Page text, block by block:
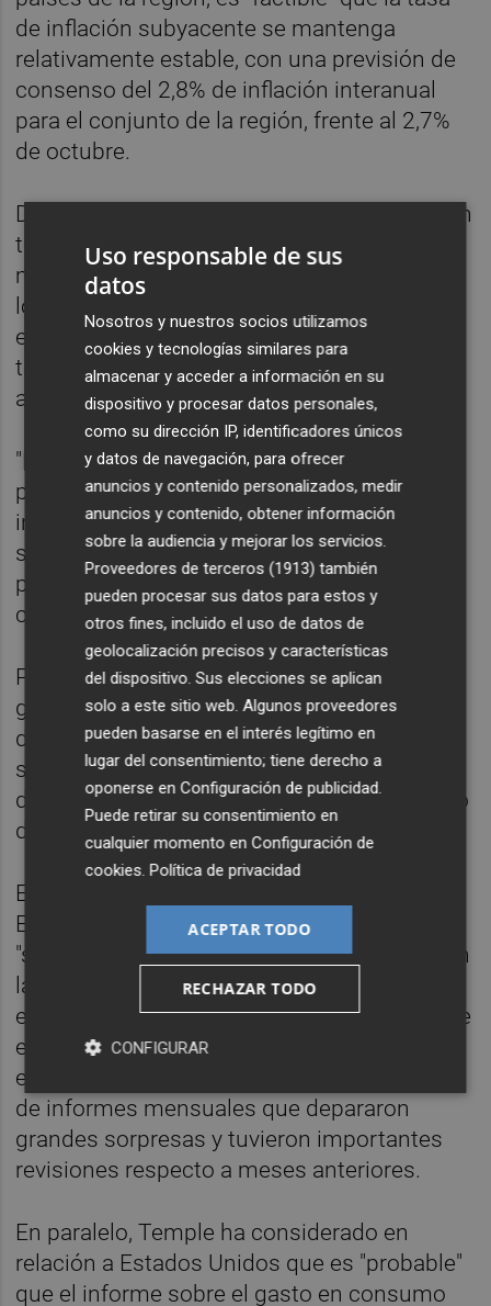
de inflación subyacente se mantenga
relativamente estable, con una previsión de
consenso del 2,8% de inflación interanual
para el conjunto de la región, frente al 2,7%
de octubre.
De su lado, ha recordado que el BCE también
tendrá en consideración indicadores
macroeconómicos como el crecimiento de
los salarios negociados, que superó las
expectativas con un repunte del 5,4% en el
tercer trimestre frente al 3,5% del trimestre
anterior.
"Los datos principales podrían ser
preocupantes para los halcones de la
inflación, pero la aceleración del crecimiento
salarial estuvo impulsada en gran medida
por los acuerdos salariales alemanes", ha
comentado al respecto.
Por otro lado, los datos del índice de
gestores de compras (PMI) fueron más
débiles de lo esperado en toda Europa,
sorprendiendo especialmente los fuertes
descensos del PMI de servicios, ya que pasó
de zona de expansión a la de recesión.
En contraste, el índice PMI de servicios de
Estados Unidos subió a un nivel
"sorprendentemente fuerte", en tanto que, en
la próxima semana, los inversores
examinarán el estado del mercado laboral de
ese país busca de datos que aclaren si el
empleo se está estabilizando tras una serie
de informes mensuales que depararon
grandes sorpresas y tuvieron importantes
revisiones respecto a meses anteriores.
En paralelo, Temple ha considerado en
relación a Estados Unidos que es "probable"
que el informe sobre el gasto en consumo
Uso responsable de sus
datos
Nosotros y nuestros socios utilizamos
cookies y tecnologías similares para
almacenar y acceder a información en su
dispositivo y procesar datos personales,
como su dirección IP, identificadores únicos
y datos de navegación, para ofrecer
anuncios y contenido personalizados, medir
anuncios y contenido, obtener información
sobre la audiencia y mejorar los servicios.
Proveedores de terceros (1913) también
pueden procesar sus datos para estos y
otros fines, incluido el uso de datos de
geolocalización precisos y características
del dispositivo. Sus elecciones se aplican
solo a este sitio web. Algunos proveedores
pueden basarse en el interés legítimo en
lugar del consentimiento; tiene derecho a
oponerse enConfiguración de publicidad
Puede retirar su consentimiento en
cualquier momento enConfiguración de
cookies .Política de privacidad
ACEPTAR TODO
RECHAZAR TODO
CONFIGURAR